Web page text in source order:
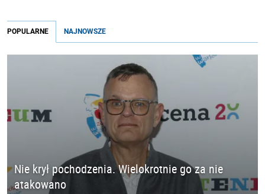
POPULARNE NAJNOWSZE
Nie krył pochodzenia. Wielokrotnie go za nie
atakowano